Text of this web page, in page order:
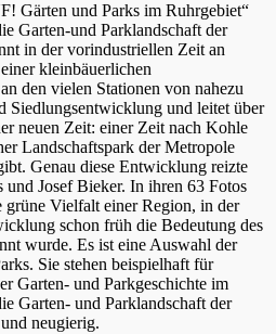
Gärten und Parks im Ruhrgebiet“
Garten-und Parklandschaft der
in der vorindustriellen Zeit an
kleinbäuerlichen
den vielen Stationen von nahezu
Siedlungsentwicklung und leitet über
neuen Zeit: einer Zeit nach Kohle
Landschaftspark der Metropole
Genau diese Entwicklung reizte
Josef Bieker. In ihren 63 Fotos
grüne Vielfalt einer Region, in der
schon früh die Bedeutung des
wurde. Es ist eine Auswahl der
Sie stehen beispielhaft für
Garten- und Parkgeschichte im
Garten- und Parklandschaft der
neugierig.